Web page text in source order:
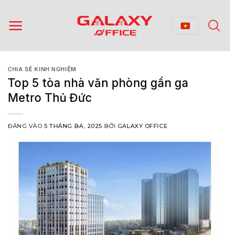
qua
nội
CHIA SẺ KINH NGHIỆM
Top 5 tòa nhà văn phòng gần ga
Metro Thủ Đức
ĐĂNG VÀO5 THÁNG BA, 2025 BỞI GALAXY OFFICE